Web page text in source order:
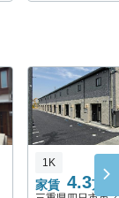
家賃 4.3万円
1K